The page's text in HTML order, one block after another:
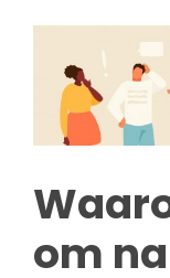
grotere
afbeelding
om